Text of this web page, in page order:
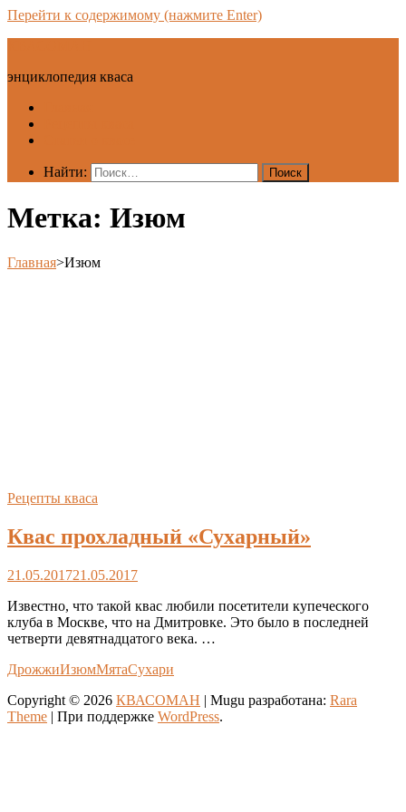
Перейти к содержимому (нажмите Enter)
энциклопедия кваса
Найти:
Метка: Изюм
Главная>Изюм
Рецепты кваса
Квас прохладный «Сухарный»
21.05.201721.05.2017
Известно, что такой квас любили посетители купеческого
клуба в Москве, что на Дмитровке. Это было в последней
четверти девятнадцатого века. …
ДрожжиИзюмМятаСухари
Copyright © 2026 КВАСОМАН | Mugu разработана: Rara
Theme | При поддержке WordPress.